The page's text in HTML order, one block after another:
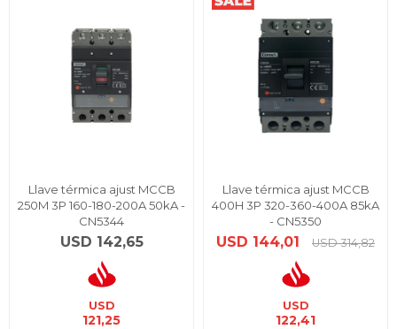
Llave térmica ajust MCCB
250M 3P 160-180-200A 50kA -
CN5344
USD 142,65
USD
121,25
Llave térmica ajust MCCB
400H 3P 320-360-400A 85kA
- CN5350
USD 144,01 USD 314,82
USD
122,41